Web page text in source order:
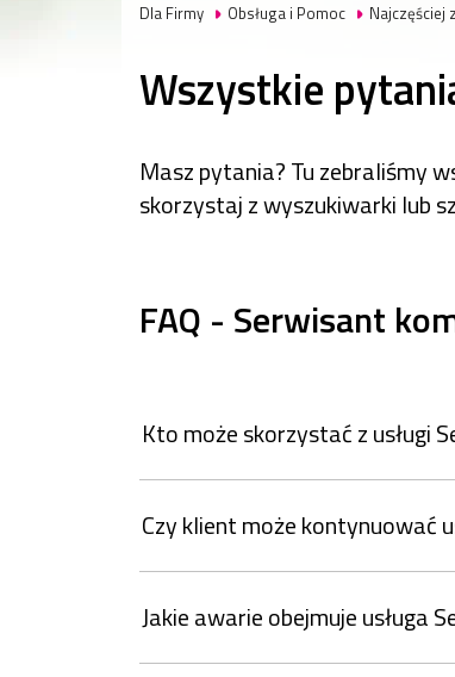
Dla Firmy Obsługa i Pomoc Najczęściej
Wszystkie
Masz pytania? Tu zebraliśmy
skorzystaj z wyszukiwarki lub
FAQ - Serwisant
Kto może skorzystać z usługi
Czy klient może kontynuować
Jakie awarie obejmuje usługa